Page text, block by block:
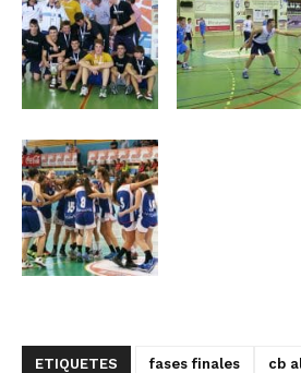
ETIQUETES fases finales cb